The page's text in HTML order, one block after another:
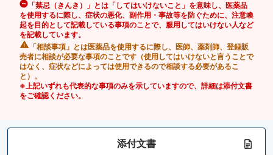
「禁忌（きんき）」とは「してはいけないこと」を意味し、医薬品
を使用するに際し、症状の悪化、副作用・事故等を防ぐために、注意喚
起を目的として記載している事項のことで、服用してはいけない人など
を記載しています。
「相談事項」とは医薬品を使用するに際し、医師、薬剤師、登録販
売者に相談が必要な事項のことです（使用してはいけないと言うことで
はなく、症状などによっては使用できるので相談する必要があるこ
と）。
※上記いずれも代表的な事項のみを示していますので、詳細は添付文書
をご確認ください。
添付文書